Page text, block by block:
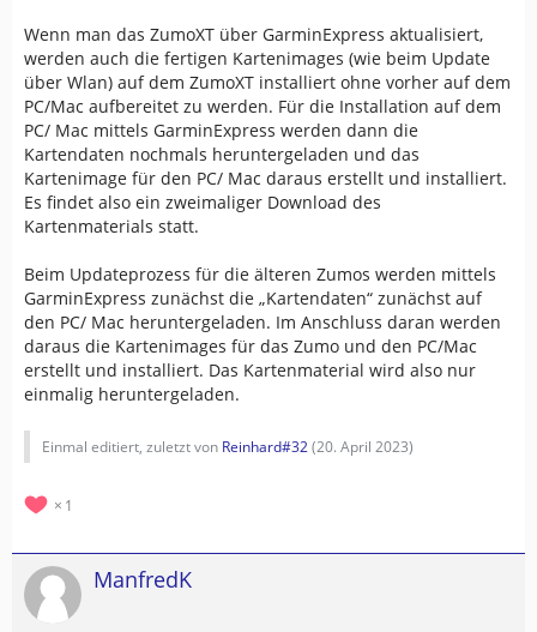
Wenn man das ZumoXT über GarminExpress aktualisiert,
werden auch die fertigen Kartenimages (wie beim Update
über Wlan) auf dem ZumoXT installiert ohne vorher auf dem
PC/Mac aufbereitet zu werden. Für die Installation auf dem
PC/ Mac mittels GarminExpress werden dann die
Kartendaten nochmals heruntergeladen und das
Kartenimage für den PC/ Mac daraus erstellt und installiert.
Es findet also ein zweimaliger Download des
Kartenmaterials statt.
Beim Updateprozess für die älteren Zumos werden mittels
GarminExpress zunächst die „Kartendaten“ zunächst auf
den PC/ Mac heruntergeladen. Im Anschluss daran werden
daraus die Kartenimages für das Zumo und den PC/Mac
erstellt und installiert. Das Kartenmaterial wird also nur
einmalig heruntergeladen.
Einmal editiert, zuletzt von Reinhard#32(20. April 2023)
1
ManfredK